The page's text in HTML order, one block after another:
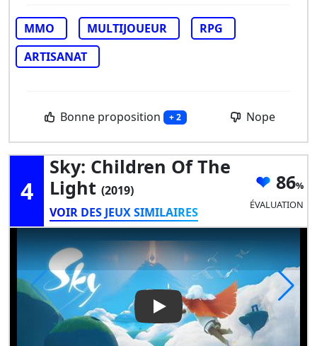
MMO MULTIJOUEUR
RPG
ARTISANAT
Bonne proposition + 2 Nope
4
Sky: Children Of The
Light (2019)
VOIR DES JEUX SIMILAIRES
86
ÉVALUATION
Play Video: Sky: Children Of